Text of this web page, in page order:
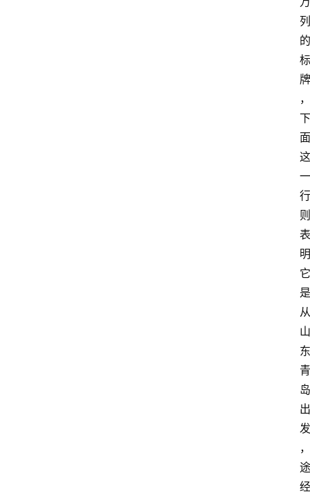
列
的
标
牌
，
下
面
这
一
行
则
表
明
它
是
从
山
东
青
岛
出
发
，
途
经